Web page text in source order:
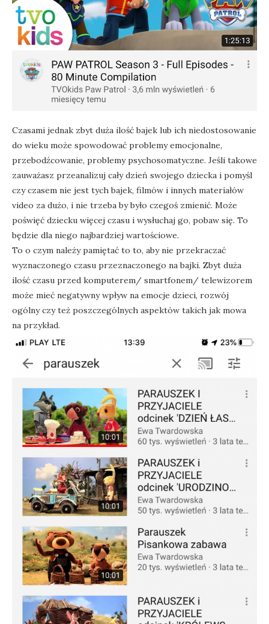
Czasami jednak zbyt duża ilość bajek lub ich niedostosowanie
do wieku może spowodować problemy emocjonalne,
przebodźcowanie, problemy psychosomatyczne. Jeśli takowe
zauważasz przeanalizuj cały dzień swojego dziecka i pomyśl
czy czasem nie jest tych bajek, filmów i innych materiałów
video za dużo, i nie trzeba by było czegoś zmienić. Może
poświęć dziecku więcej czasu i wysłuchaj go, pobaw się. To
będzie dla niego najbardziej wartościowe.
To o czym należy pamiętać to to, aby nie przekraczać
wyznaczonego czasu przeznaczonego na bajki. Zbyt duża
ilość czasu przed komputerem/ smartfonem/ telewizorem
może mieć negatywny wpływ na emocje dzieci, rozwój
ogólny czy też poszczególnych aspektów takich jak mowa
na przykład.